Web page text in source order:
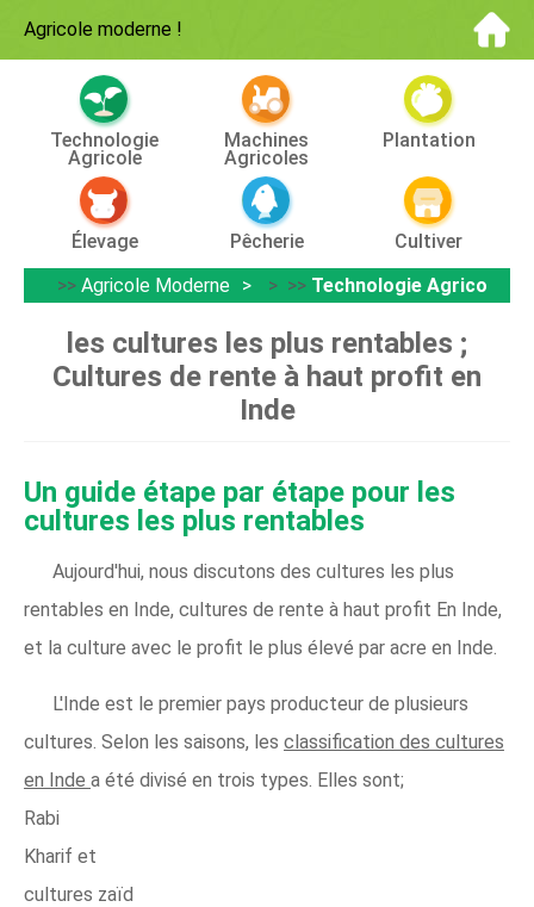
Agricole moderne !
Technologie
Agricole
Machines
Agricoles
Plantation
Élevage Pêcherie
Cultiver
>> Agricole Moderne > >> Technologie Agricole
les cultures les plus rentables ;
Cultures de rente à haut profit en
Inde
Un guide étape par étape pour les
cultures les plus rentables
Aujourd'hui, nous discutons des cultures les plus
rentables en Inde, cultures de rente à haut profit En Inde,
et la culture avec le profit le plus élevé par acre en Inde.
L'Inde est le premier pays producteur de plusieurs
cultures. Selon les saisons, les classification des cultures
en Inde a été divisé en trois types. Elles sont;
Rabi
Kharif et
cultures zaïd